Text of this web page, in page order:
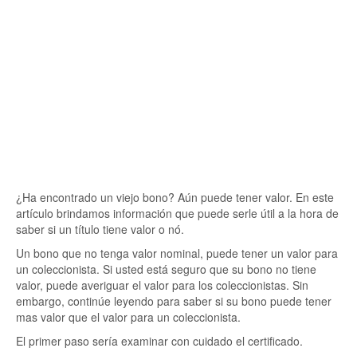
¿Ha encontrado un viejo bono? Aún puede tener valor. En este
artículo brindamos información que puede serle útil a la hora de
saber si un título tiene valor o nó.
Un bono que no tenga valor nominal, puede tener un valor para
un coleccionista. Si usted está seguro que su bono no tiene
valor, puede averiguar el valor para los coleccionistas. Sin
embargo, continúe leyendo para saber si su bono puede tener
mas valor que el valor para un coleccionista.
El primer paso sería examinar con cuidado el certificado.